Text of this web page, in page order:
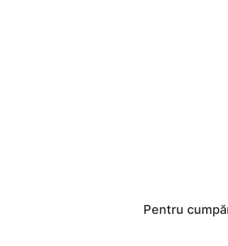
Pentru